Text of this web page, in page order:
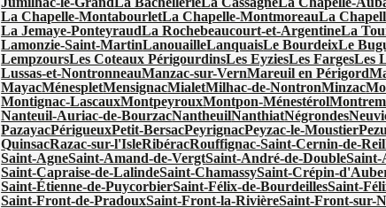
La Chapelle-MontabourletLa Chapelle-MontmoreauLa
La Jemaye-PonteyraudLa Rochebeaucourt-et-ArgentineLa
Lamonzie-Saint-MartinLanouailleLanquaisLe BourdeixLe
LempzoursLes Coteaux PérigourdinsLes EyziesLes FargesLes
Lussas-et-NontronneauManzac-sur-VernMareuil en Périgord
MayacMénespletMensignacMialetMilhac-de-NontronMinzac
Montignac-LascauxMontpeyrouxMontpon-MénestérolMontrem
Nanteuil-Auriac-de-BourzacNantheuilNanthiatNégrondes
PazayacPérigueuxPetit-BersacPeyrignacPeyzac-le-Moustier
QuinsacRazac-sur-l'IsleRibéracRouffignac-Saint-Cernin-de-
Saint-AgneSaint-Amand-de-VergtSaint-André-de-Double
Saint-Capraise-de-LalindeSaint-ChamassySaint-Crépin-
Saint-Étienne-de-PuycorbierSaint-Félix-de-BourdeillesSaint-
Saint-Front-de-PradouxSaint-Front-la-RivièreSaint-Front-sur-